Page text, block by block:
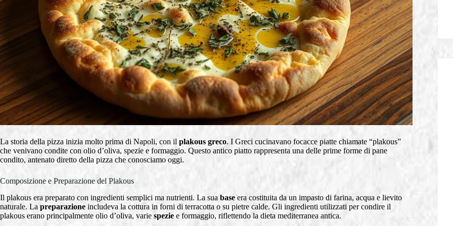
La storia della pizza inizia molto prima di Napoli, con il plakous greco. I Greci cucinavano focacce piatte chiamate “plakous”
che venivano condite con olio d’oliva, spezie e formaggio. Questo antico piatto rappresenta una delle prime forme di pane
condito, antenato diretto della pizza che conosciamo oggi.
Composizione e Preparazione del Plakous
Il plakous era preparato con ingredienti semplici ma nutrienti. La sua base era costituita da un impasto di farina, acqua e lievito
naturale. La preparazione includeva la cottura in forni di terracotta o su pietre calde. Gli ingredienti utilizzati per condire il
plakous erano principalmente olio d’oliva, varie spezie e formaggio, riflettendo la dieta mediterranea antica.